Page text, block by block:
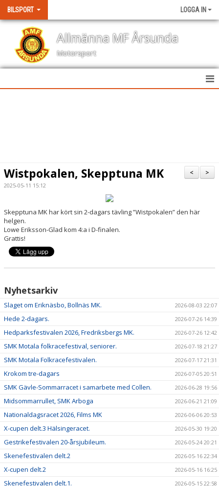
BILSPORT LOGGA IN
Allmänna MF Årsunda
Motorsport
KONTAKT
DOKUMENT
>
<
Wistpokalen, Skepptuna MK
2025-05-11 15:12
Skepptuna MK har kört sin 2-dagars tävling ”Wistpokalen” den här
helgen.
Lowe Eriksson-Glad kom 4:a i D-finalen.
Grattis!
Nyhetsarkiv
Slaget om Eriknäsbo, Bollnäs MK. 2026-08-03 22:07
Hede 2-dagars. 2026-07-26 14:39
Hedparksfestivalen 2026, Fredriksbergs MK. 2026-07-26 12:42
SMK Motala folkracefestival, seniorer. 2026-07-18 21:27
SMK Motala Folkracefestivalen. 2026-07-17 21:31
Krokom tre-dagars 2026-07-05 20:51
SMK Gävle-Sommarracet i samarbete med Collen. 2026-06-28 19:56
Midsommarrullet, SMK Arboga 2026-06-21 21:09
Nationaldagsracet 2026, Films MK 2026-06-06 20:53
X-cupen delt.3 Hälsingeracet. 2026-05-30 19:20
Gestrikefestivalen 20-årsjubileum. 2026-05-24 20:21
Skenefestivalen delt.2 2026-05-16 22:34
X-cupen delt.2 2026-05-16 16:25
Skenefestivalen delt.1. 2026-05-15 22:58